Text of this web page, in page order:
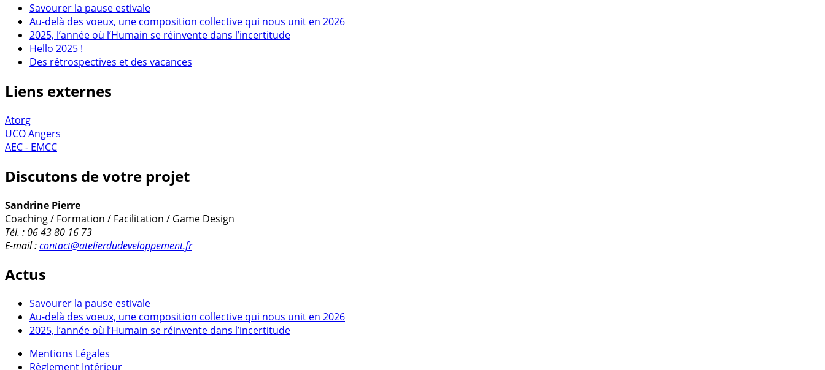
Savourer la pause estivale
Au-delà des voeux, une composition collective qui nous unit en 2026
2025, l’année où l’Humain se réinvente dans l’incertitude
Hello 2025 !
Des rétrospectives et des vacances
Liens externes
Atorg
UCO Angers
AEC - EMCC
Discutons de votre projet
Sandrine Pierre
Coaching / Formation / Facilitation / Game Design
Tél. : 06 43 80 16 73
E-mail :contact@atelierdudeveloppement.fr
Actus
Savourer la pause estivale
Au-delà des voeux, une composition collective qui nous unit en 2026
2025, l’année où l’Humain se réinvente dans l’incertitude
Mentions Légales
Règlement Intérieur